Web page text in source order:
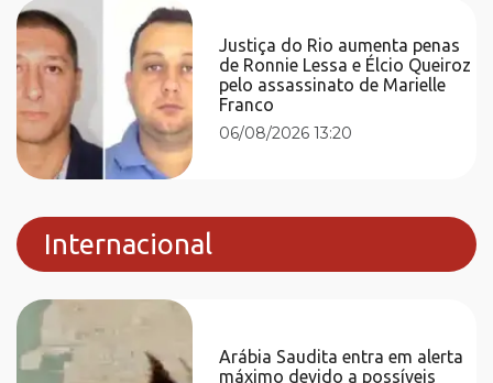
Justiça do Rio aumenta penas
de Ronnie Lessa e Élcio Queiroz
pelo assassinato de Marielle
Franco
06/08/2026 13:20
Internacional
Arábia Saudita entra em alerta
máximo devido a possíveis